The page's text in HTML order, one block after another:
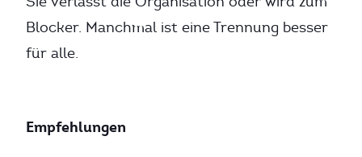
Blocker. Manchmal ist eine Trennung besser
für alle.
Empfehlungen